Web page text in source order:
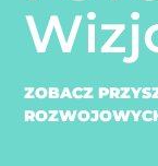
ZOBACZ